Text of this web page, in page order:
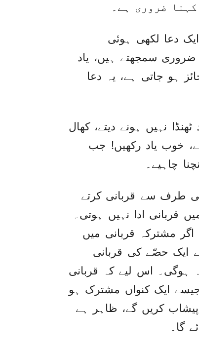
ضروری ہے۔
دعا لکھی ہوئی
ضروری سمجھتے ہیں، یاد
ہو جاتی ہے، یہ دعا
نہیں ہونے دیتے، کھال
خوب یاد رکھیں! جب
چاہیے۔
طرف سے قربانی کرتے
قربانی ادا نہیں ہوتی۔
مشترکہ قربانی میں
حصّے کی قربانی
ہوگی۔ اس لیے کہ قربانی
جیسے ایک کنواں مشترک ہو
کریں گے، ظاہر ہے
گا۔